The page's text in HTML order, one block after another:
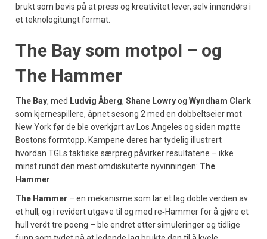
brukt som bevis på at press og kreativitet lever, selv innendørs i
et teknologitungt format.
The Bay som motpol – og
The Hammer
The Bay, med Ludvig Åberg, Shane Lowryog Wyndham Clark
som kjernespillere, åpnet sesong 2 med en dobbeltseier mot
New York før de ble overkjørt av Los Angeles og siden møtte
Bostons formtopp. Kampene deres har tydelig illustrert
hvordan TGLs taktiske særpreg påvirker resultatene – ikke
minst rundt den mest omdiskuterte nyvinningen: The
Hammer
The Hammer – en mekanisme som lar et lag doble verdien av
et hull, og i revidert utgave til og med re‑Hammer for å gjøre et
hull verdt tre poeng – ble endret etter simuleringer og tidlige